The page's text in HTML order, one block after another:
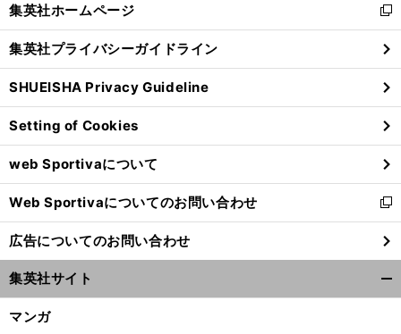
閉
る
集英社ホームページ
新
し
い
ウ
ィ
ン
ド
ウ
で
開
く
集英社プライバシーガイドライン
SHUEISHA Privacy Guideline
Setting of Cookies
web Sportivaについて
Web Sportivaについてのお問い合わせ
新
し
い
ウ
ィ
ン
広告についてのお問い合わせ
集英社サイト
マンガ